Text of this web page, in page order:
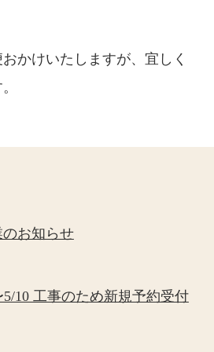
かけいたしますが、宜しく
お知らせ
5/10 工事のため新規予約受付